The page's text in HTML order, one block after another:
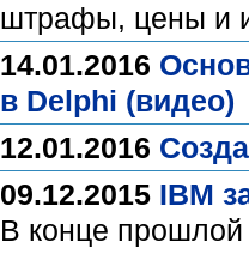
штрафы, цены и
14.01.2016
в Delphi (видео)
12.01.2016
09.12.2015 IBM
В конце